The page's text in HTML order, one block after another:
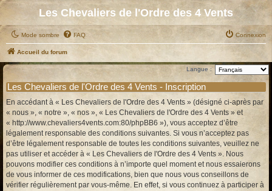
Les Chevaliers de l'Ordre des 4 Vents
Mode sombre FAQ Connexion
Accueil du forum
Langue :
Les Chevaliers de l'Ordre des 4 Vents - Inscription
En accédant à « Les Chevaliers de l'Ordre des 4 Vents » (désigné ci-après par
« nous », « notre », « nos », « Les Chevaliers de l'Ordre des 4 Vents » et
« http://www.chevaliers4vents.com:80/phpBB6 »), vous acceptez d’être
légalement responsable des conditions suivantes. Si vous n’acceptez pas
d’être légalement responsable de toutes les conditions suivantes, veuillez ne
pas utiliser et accéder à « Les Chevaliers de l'Ordre des 4 Vents ». Nous
pouvons modifier ces conditions à n’importe quel moment et nous essaierons
de vous informer de ces modifications, bien que nous vous conseillons de
vérifier régulièrement par vous-même. En effet, si vous continuez à participer à